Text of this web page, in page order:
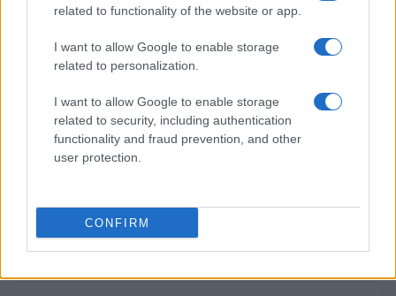
related to functionality of the website or app.
I want to allow Google to enable storage
related to personalization.
I want to allow Google to enable storage
related to security, including authentication
functionality and fraud prevention, and other
user protection.
CONFIRM
MiCA e stablecoin: perimetro, trasparenza e tutele in UE